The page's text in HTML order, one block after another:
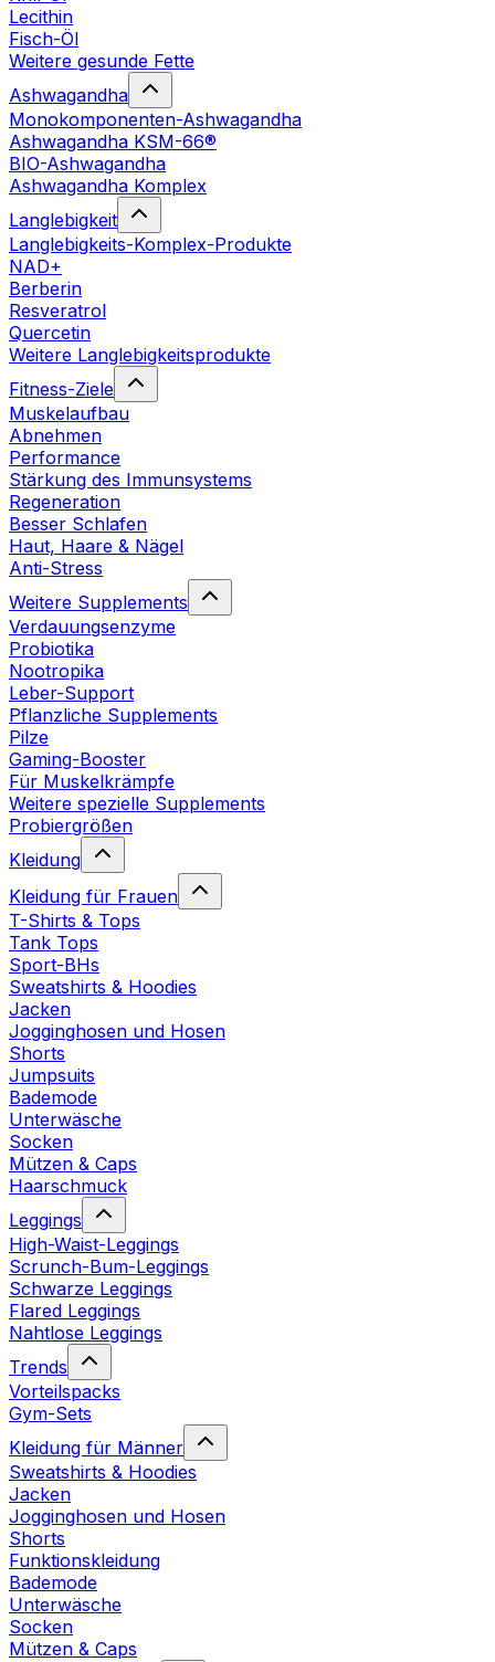
Lecithin
Fisch-Öl
Weitere gesunde Fette
Ashwagandha
Monokomponenten-Ashwagandha
Ashwagandha KSM-66®
BIO-Ashwagandha
Ashwagandha Komplex
Langlebigkeit
Langlebigkeits-Komplex-Produkte
NAD+
Berberin
Resveratrol
Quercetin
Weitere Langlebigkeitsprodukte
Fitness-Ziele
Muskelaufbau
Abnehmen
Performance
Stärkung des Immunsystems
Regeneration
Besser Schlafen
Haut, Haare & Nägel
Anti-Stress
Weitere Supplements
Verdauungsenzyme
Probiotika
Nootropika
Leber-Support
Pflanzliche Supplements
Pilze
Gaming-Booster
Für Muskelkrämpfe
Weitere spezielle Supplements
Probiergrößen
Kleidung
Kleidung für Frauen
T-Shirts & Tops
Tank Tops
Sport-BHs
Sweatshirts & Hoodies
Jacken
Jogginghosen und Hosen
Shorts
Jumpsuits
Bademode
Unterwäsche
Socken
Mützen & Caps
Haarschmuck
Leggings
High-Waist-Leggings
Scrunch-Bum-Leggings
Schwarze Leggings
Flared Leggings
Nahtlose Leggings
Trends
Vorteilspacks
Gym-Sets
Kleidung für Männer
Sweatshirts & Hoodies
Jacken
Jogginghosen und Hosen
Shorts
Funktionskleidung
Bademode
Unterwäsche
Socken
Mützen & Caps